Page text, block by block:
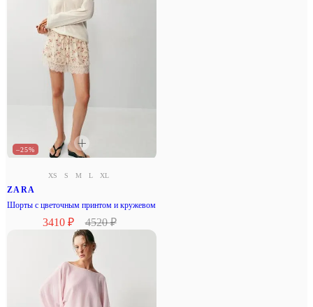
–25%
XS S M L XL
ZARA
Шорты с цветочным принтом и кружевом
3410 ₽ 4520 ₽